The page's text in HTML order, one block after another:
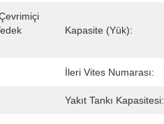
Kapasite (Yük):
İleri Vites Numarası:
Yakıt Tankı Kapasitesi: